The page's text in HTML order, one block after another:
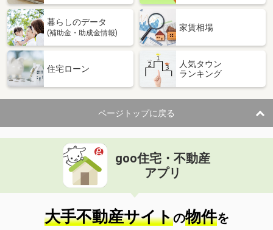
暮らしのデータ
(補助金・助成金情報)
家賃相場
住宅ローン
人気タウン
ランキング
ページトップに戻る
goo住宅・不動産
アプリ
大手不動産サイトの物件を